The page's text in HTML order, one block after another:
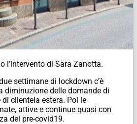
l’intervento di Sara Zanotta.
settimane di lockdown c’è
diminuzione delle domande di
clientela estera. Poi le
attive e continue quasi con
del pre-covid19.